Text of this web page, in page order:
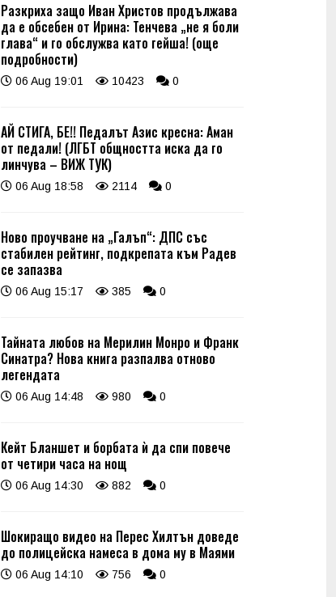
Разкриха защо Иван Христов продължава
да е обсебен от Ирина: Тенчева „не я боли
глава“ и го обслужва като гейша! (още
подробности)
06 Aug 19:01 10423 0
АЙ СТИГА, БЕ!! Педалът Азис кресна: Аман
от педали! (ЛГБТ общността иска да го
линчува – ВИЖ ТУК)
06 Aug 18:58 2114 0
Ново проучване на „Галъп“: ДПС със
стабилен рейтинг, подкрепата към Радев
се запазва
06 Aug 15:17 385 0
Тайната любов на Мерилин Монро и Франк
Синатра? Нова книга разпалва отново
легендата
06 Aug 14:48 980 0
Кейт Бланшет и борбата ѝ да спи повече
от четири часа на нощ
06 Aug 14:30 882 0
Шокиращо видео на Перес Хилтън доведе
до полицейска намеса в дома му в Маями
06 Aug 14:10 756 0